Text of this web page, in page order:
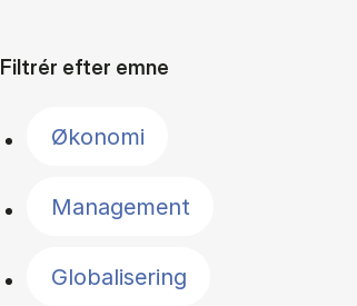
Filtrér efter emne
Økonomi
Management
Globalisering